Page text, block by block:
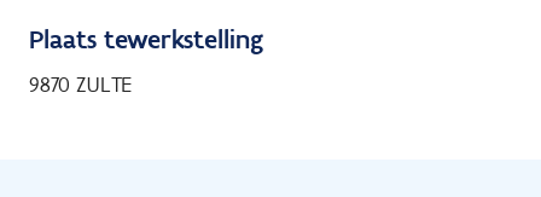
Plaats tewerkstelling
9870 ZULTE